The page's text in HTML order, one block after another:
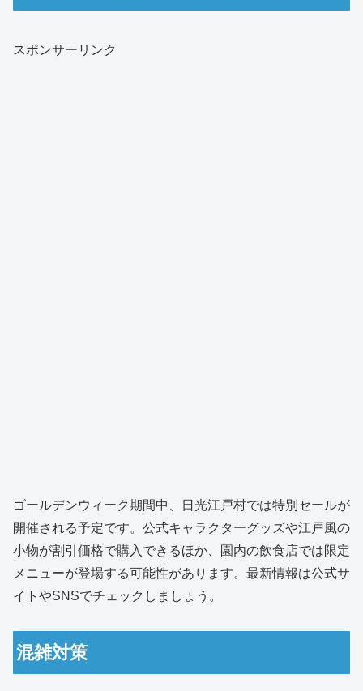
スポンサーリンク
ゴールデンウィーク期間中、日光江戸村では特別セールが
開催される予定です。公式キャラクターグッズや江戸風の
小物が割引価格で購入できるほか、園内の飲食店では限定
メニューが登場する可能性があります。最新情報は公式サ
イトやSNSでチェックしましょう。
混雑対策